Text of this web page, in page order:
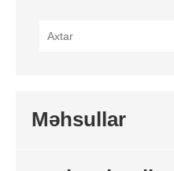
Məhsullar